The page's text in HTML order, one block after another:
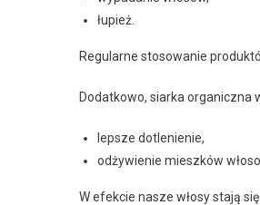
łupież.
Regularne stosowanie
Dodatkowo, siarka organiczna
lepsze dotlenienie,
odżywienie mieszków
W efekcie nasze włosy stają